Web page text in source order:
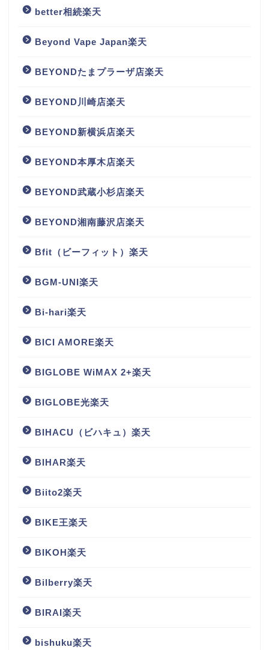
better相続楽天
Beyond Vape Japan楽天
BEYONDたまプラーザ店楽天
BEYOND川崎店楽天
BEYOND新横浜店楽天
BEYOND本厚木店楽天
BEYOND武蔵小杉店楽天
BEYOND湘南藤沢店楽天
Bfit（ビーフィット）楽天
BGM‐UNI楽天
Bi-hari楽天
BICI AMORE楽天
BIGLOBE WiMAX 2+楽天
BIGLOBE光楽天
BIHACU（ビハキュ）楽天
BIHAR楽天
Biito2楽天
BIKE王楽天
BIKOH楽天
Bilberry楽天
BIRAI楽天
bishuku楽天